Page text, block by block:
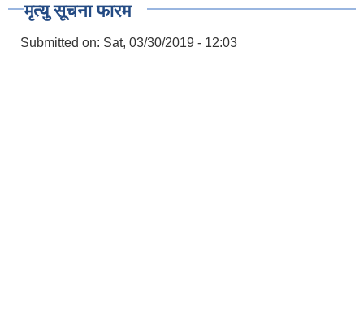
मृत्यु सूचना फारम
Submitted on: Sat, 03/30/2019 - 12:03